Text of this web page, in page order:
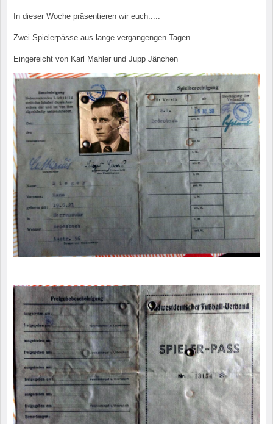
In dieser Woche präsentieren wir euch.....
Zwei Spielerpässe aus lange vergangengen Tagen.
Eingereicht von Karl Mahler und Jupp Jänchen